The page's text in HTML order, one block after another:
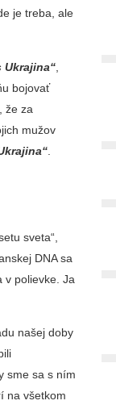
je treba, ale
Ukrajina“
bojovať
že za
mužov
sveta“,
DNA sa
v polievke. Ja
našej doby
sme sa s ním
na všetkom